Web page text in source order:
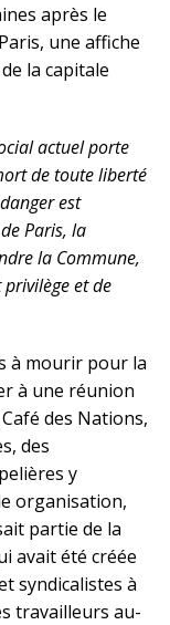
après le
une affiche
la capitale
actuel porte
de toute liberté
est
Paris, la
la Commune,
et de
à mourir pour la
à une réunion
des Nations,
des
y
organisation,
partie de la
avait été créée
syndicalistes à
travailleurs au-